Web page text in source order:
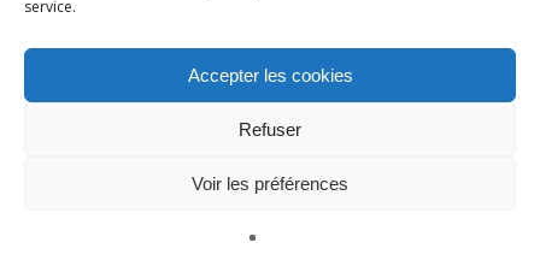
service.
Accepter les cookies
Refuser
Voir les préférences